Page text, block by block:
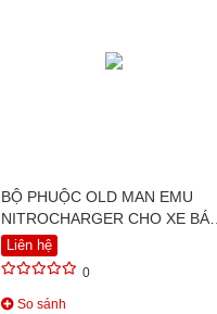
BỘ PHUỘC OLD MAN EMU
NITROCHARGER CHO XE BÁN
TẢI TOYOTA FORTUNER (2015
ON)
Liên hệ
0
So sánh